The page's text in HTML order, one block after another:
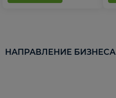
НАПРАВЛЕНИЕ БИЗНЕСА